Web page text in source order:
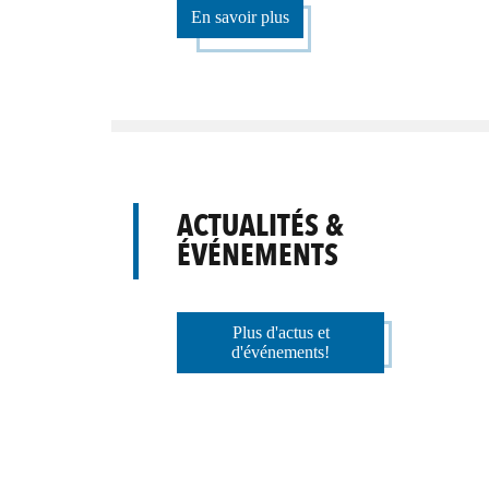
En savoir plus
ACTUALITÉS &
ÉVÉNEMENTS
Plus d'actus et
d'événements!